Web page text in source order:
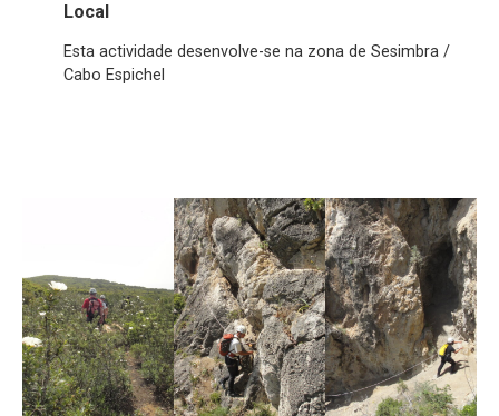
Local
Esta actividade desenvolve-se na zona de Sesimbra /
Cabo Espichel